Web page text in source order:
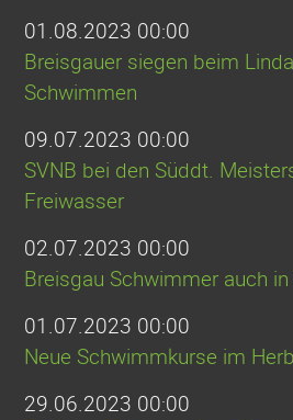
01.08.2023 00:00
Breisgauer siegen beim
Schwimmen
09.07.2023 00:00
SVNB bei den Süddt.
Freiwasser
02.07.2023 00:00
Breisgau Schwimmer auch
01.07.2023 00:00
Neue Schwimmkurse im
29.06.2023 00:00